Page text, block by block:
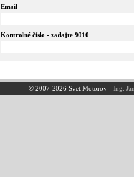
Email
Kontrolné číslo - zadajte 9010
© 2007-2026 Svet Motorov -Ing.